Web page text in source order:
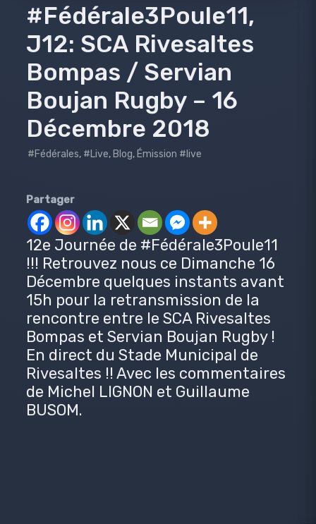
#Fédérale3Poule11,
J12: SCA Rivesaltes
Bompas / Servian
Boujan Rugby – 16
Décembre 2018
#Fédérales, #Live, Blog, Émission #live
Partager
12e Journée de #Fédérale3Poule11
!!! Retrouvez nous ce Dimanche 16
Décembre quelques instants avant
15h pour la retransmission de la
rencontre entre le SCA Rivesaltes
Bompas et Servian Boujan Rugby !
En direct du Stade Municipal de
Rivesaltes !! Avec les commentaires
de Michel LIGNON et Guillaume
BUSOM.